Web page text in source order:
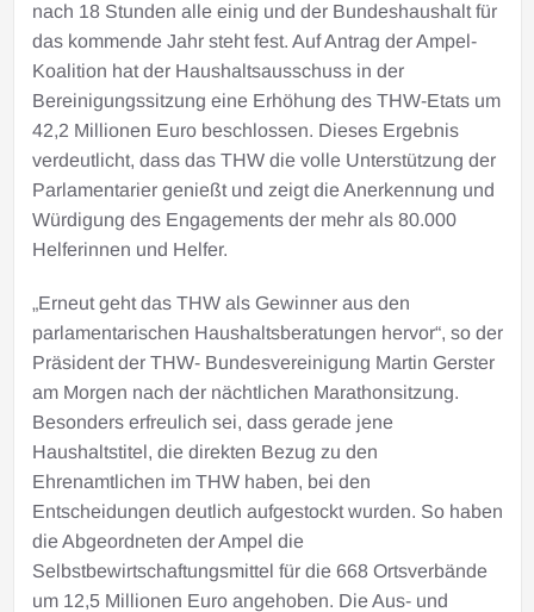
nach 18 Stunden alle einig und der Bundeshaushalt für
das kommende Jahr steht fest. Auf Antrag der Ampel-
Koalition hat der Haushaltsausschuss in der
Bereinigungssitzung eine Erhöhung des THW-Etats um
42,2 Millionen Euro beschlossen. Dieses Ergebnis
verdeutlicht, dass das THW die volle Unterstützung der
Parlamentarier genießt und zeigt die Anerkennung und
Würdigung des Engagements der mehr als 80.000
Helferinnen und Helfer.
„Erneut geht das THW als Gewinner aus den
parlamentarischen Haushaltsberatungen hervor“, so der
Präsident der THW- Bundesvereinigung Martin Gerster
am Morgen nach der nächtlichen Marathonsitzung.
Besonders erfreulich sei, dass gerade jene
Haushaltstitel, die direkten Bezug zu den
Ehrenamtlichen im THW haben, bei den
Entscheidungen deutlich aufgestockt wurden. So haben
die Abgeordneten der Ampel die
Selbstbewirtschaftungsmittel für die 668 Ortsverbände
um 12,5 Millionen Euro angehoben. Die Aus- und